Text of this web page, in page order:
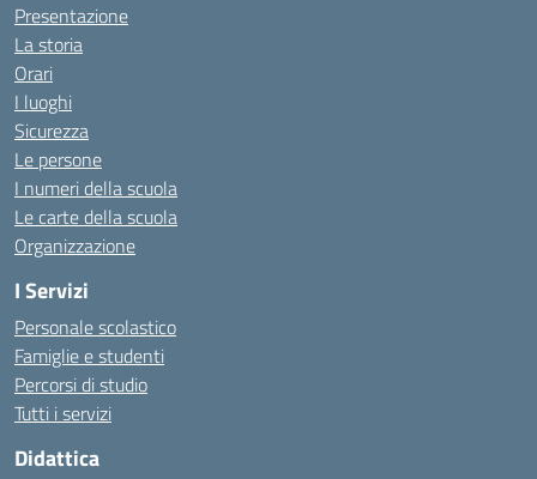
Presentazione
La storia
Orari
I luoghi
Sicurezza
Le persone
I numeri della scuola
Le carte della scuola
Organizzazione
I Servizi
Personale scolastico
Famiglie e studenti
Percorsi di studio
Tutti i servizi
Didattica